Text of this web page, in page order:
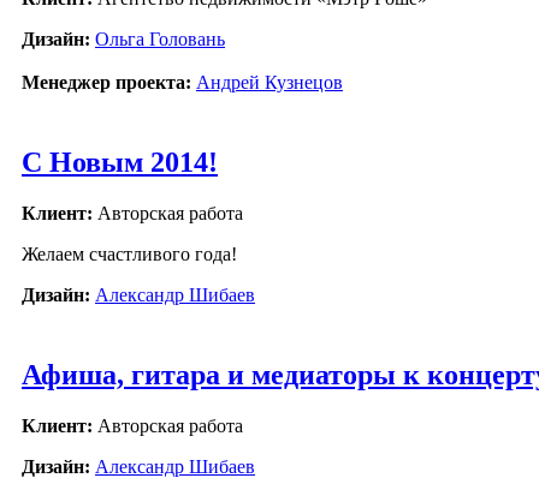
Дизайн: Ольга Головань
Менеджер проекта: Андрей Кузнецов
С Новым 2014!
Клиент: Авторская работа
Желаем счастливого года!
Дизайн: Александр Шибаев
Афиша, гитара и медиаторы к
Клиент: Авторская работа
Дизайн: Александр Шибаев